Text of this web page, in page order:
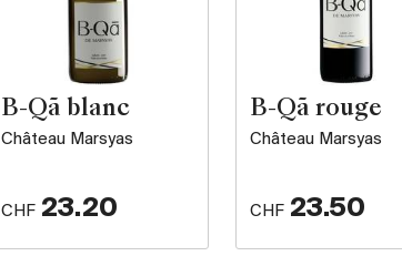
B-Qã blanc
Château Marsyas
CHF 23.20
B-Qã rouge
Château Marsyas
CHF 23.50